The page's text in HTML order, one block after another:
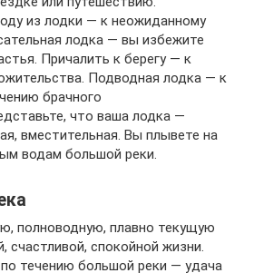
из лодки — к неожиданному
лодка — вы избежите
Причалить к берегу — к
Подводная лодка — к
брачного
что ваша лодка —
вместительная. Вы плывете на
водам большой реки.
полноводную, плавно текущую
счастливой, спокойной жизни.
течению большой реки — удача